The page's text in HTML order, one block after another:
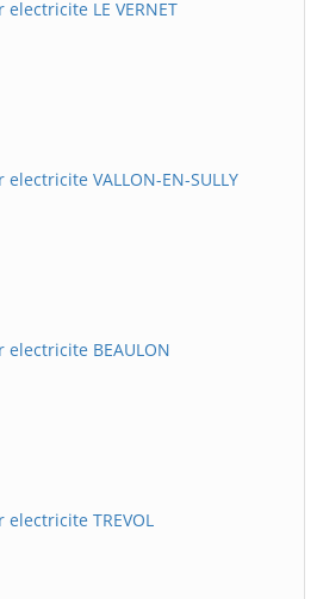
LE VERNET
VALLON-EN-SULLY
BEAULON
TREVOL